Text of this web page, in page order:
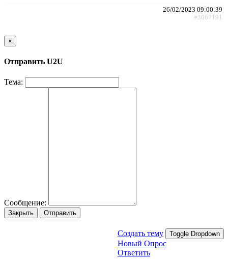
26/02/2023 09:00:39
#3067191
×
Отправить U2U
Тема:
Сообщение:
Закрыть Отправить
Создать тему Toggle Dropdown
Новый Опрос
Ответить